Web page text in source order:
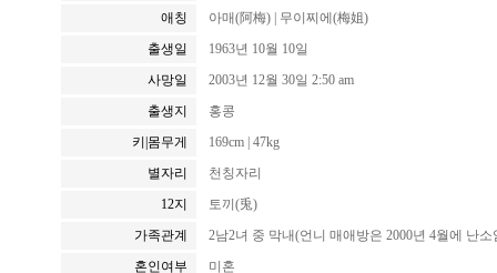
애칭
아매(阿梅) | 무이찌에(梅姐)
출생일
1963년 10월 10일
사망일
2003년 12월 30일 2:50 am
출생지
홍콩
키|몸무게
169cm | 47kg
별자리
천칭자리
12지
토끼(兎)
가족관계
2남2녀 중 막내(언니 매애방은 2000년 4월에 난
혼인여부
미혼